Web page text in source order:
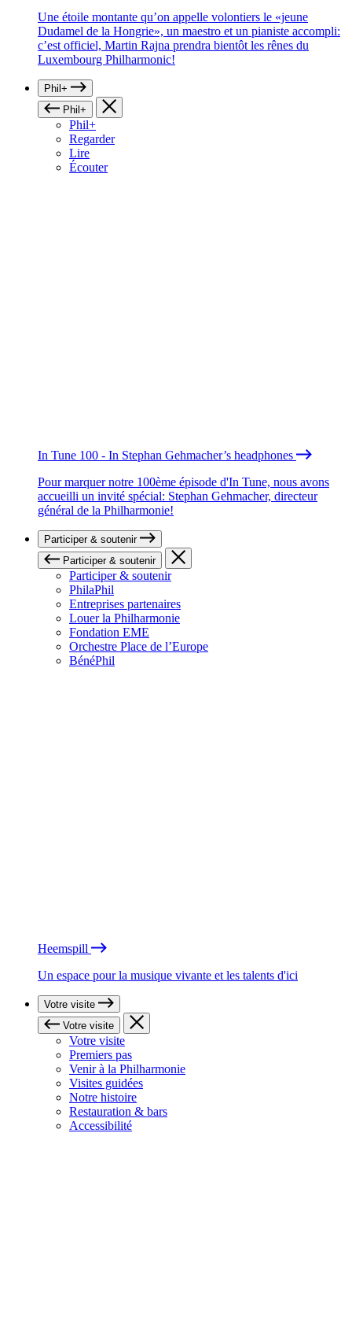
Une étoile montante qu’on appelle volontiers le «jeune
Dudamel de la Hongrie», un maestro et un pianiste accompli:
c’est officiel, Martin Rajna prendra bientôt les rênes du
Luxembourg Philharmonic!
Phil+
Phil+
Phil+
Regarder
Lire
Écouter
In Tune 100 - In Stephan Gehmacher’s headphones
Pour marquer notre 100ème épisode d'In Tune, nous avons
accueilli un invité spécial: Stephan Gehmacher, directeur
général de la Philharmonie!
Participer & soutenir
Participer & soutenir
Participer & soutenir
PhilaPhil
Entreprises partenaires
Louer la Philharmonie
Fondation EME
Orchestre Place de l’Europe
BénéPhil
Heemspill
Un espace pour la musique vivante et les talents d'ici
Votre visite
Votre visite
Votre visite
Premiers pas
Venir à la Philharmonie
Visites guidées
Notre histoire
Restauration & bars
Accessibilité